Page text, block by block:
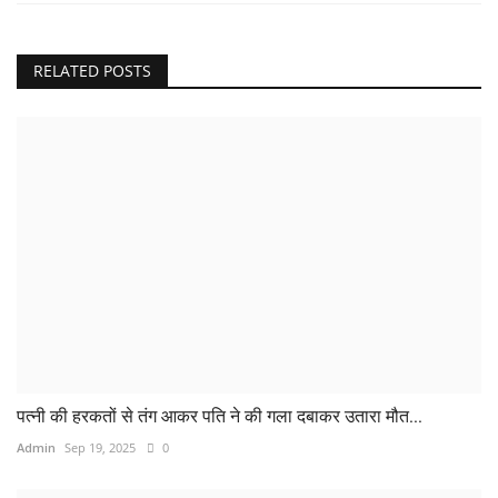
RELATED POSTS
पत्नी की हरकतों से तंग आकर पति ने की गला दबाकर उतारा मौत...
Admin Sep 19, 2025 0